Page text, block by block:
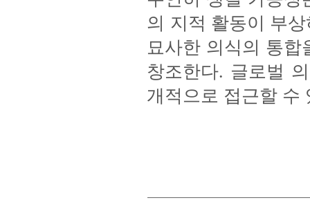
의 지적 활동이 부
묘사한 의식의 통
창조한다. 글로벌
개적으로 접근할 수